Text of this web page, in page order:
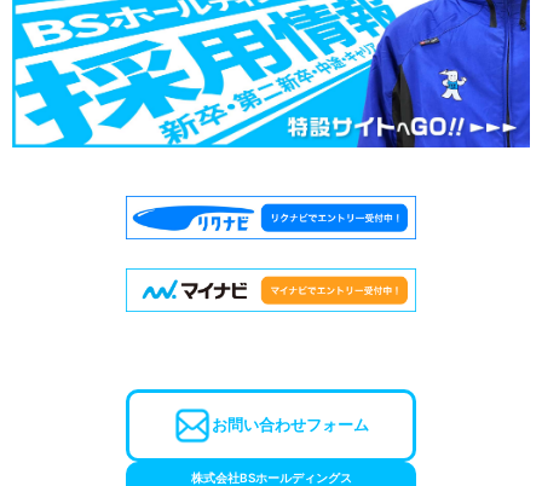
お問い合わせフォーム
株式会社BSホールディングス